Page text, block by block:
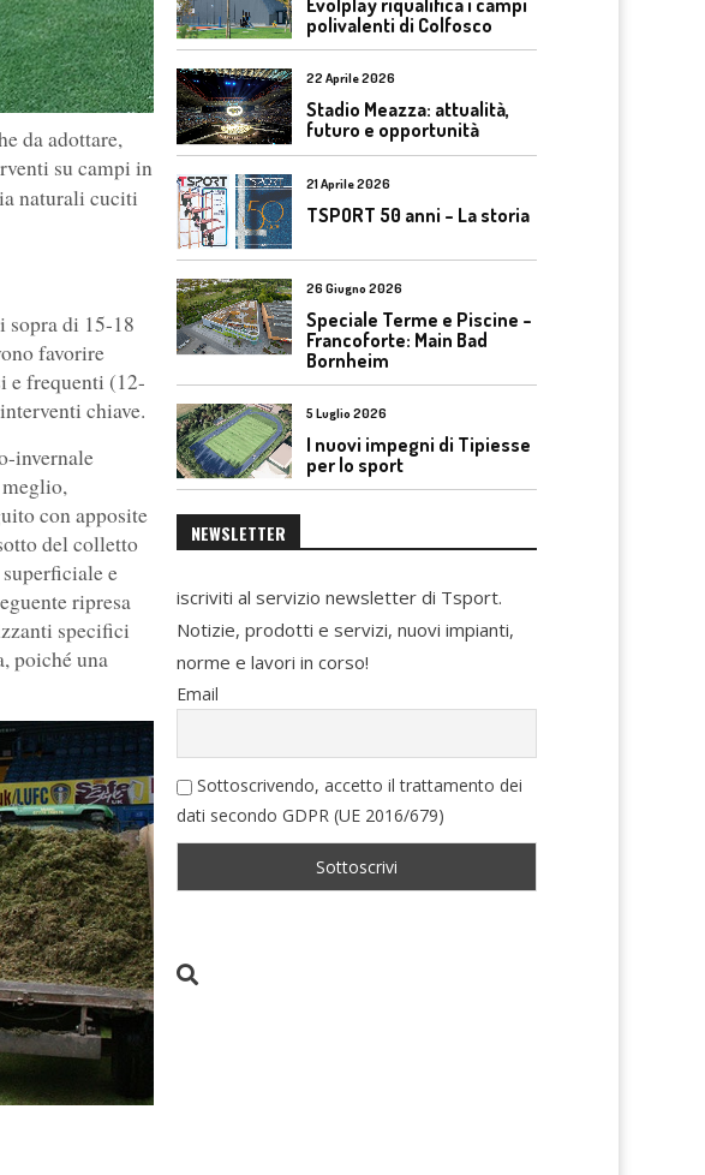
da adottare,
su campi in
naturali cuciti
sopra di 15-18
favorire
e frequenti (12-
chiave.
invernale
con apposite
del colletto
e
ripresa
specifici
poiché una
polivalenti di Colfosco
22 Aprile 2026
Stadio Meazza: attualità,
futuro e opportunità
21 Aprile 2026
TSPORT 50 anni – La storia
26 Giugno 2026
Speciale Terme e Piscine –
Francoforte: Main Bad
Bornheim
5 Luglio 2026
I nuovi impegni di Tipiesse
per lo sport
NEWSLETTER
iscriviti al servizio newsletter di Tsport.
Notizie, prodotti e servizi, nuovi impianti,
norme e lavori in corso!
Email
Sottoscrivendo, accetto il trattamento dei
dati secondo GDPR (UE 2016/679)